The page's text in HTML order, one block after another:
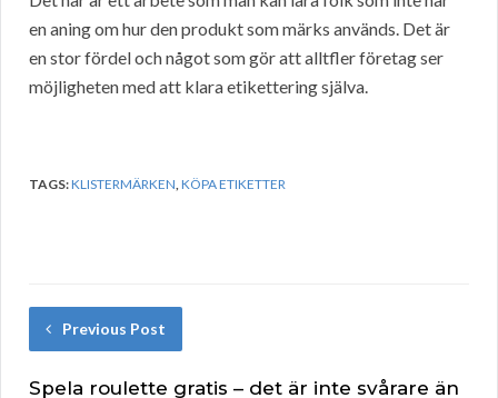
en aning om hur den produkt som märks används. Det är
en stor fördel och något som gör att alltfler företag ser
möjligheten med att klara etikettering själva.
TAGS:KLISTERMÄRKEN,KÖPA ETIKETTER
Previous Post
Spela roulette gratis – det är inte svårare än